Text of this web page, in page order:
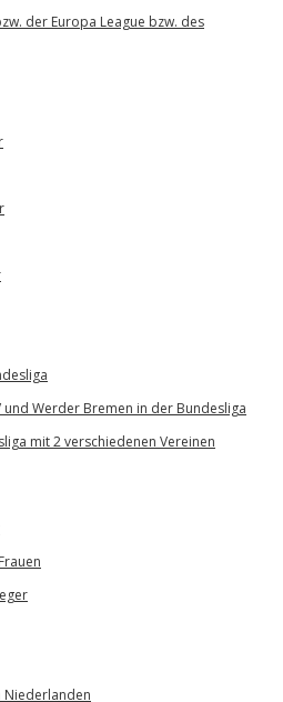
der Europa League bzw. des
und Werder Bremen in der Bundesliga
mit 2 verschiedenen Vereinen
Niederlanden